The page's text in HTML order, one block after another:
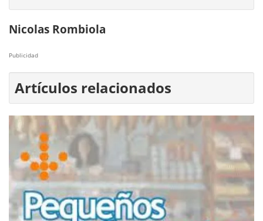
Nicolas Rombiola
Publicidad
Artículos relacionados